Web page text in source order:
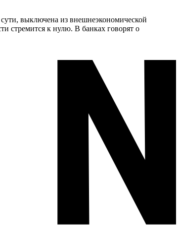
выключена из внешнеэкономической
стремится к нулю. В банках говорят о